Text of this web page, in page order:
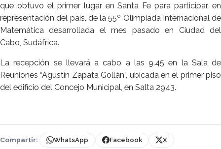
que obtuvo el primer lugar en Santa Fe para participar, en
representación del país, de la 55º Olimpiada Internacional de
Matemática desarrollada el mes pasado en Ciudad del
Cabo, Sudáfrica.
La recepción se llevará a cabo a las 9.45 en la Sala de
Reuniones “Agustín Zapata Gollán”, ubicada en el primer piso
del edificio del Concejo Municipal, en Salta 2943.
Compartir: WhatsApp Facebook X